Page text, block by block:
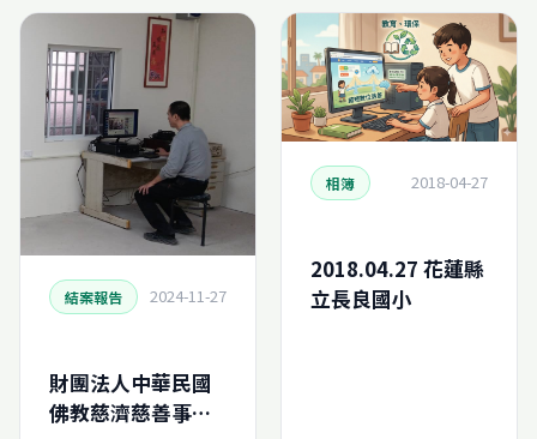
結案報告 2024-11-27
財團法人中華民國
佛教慈濟慈善事業
相簿 2018-04-27
2018.04.27 花蓮縣
立長良國小